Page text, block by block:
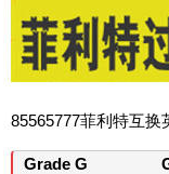
85565777菲利特互换
Grade G